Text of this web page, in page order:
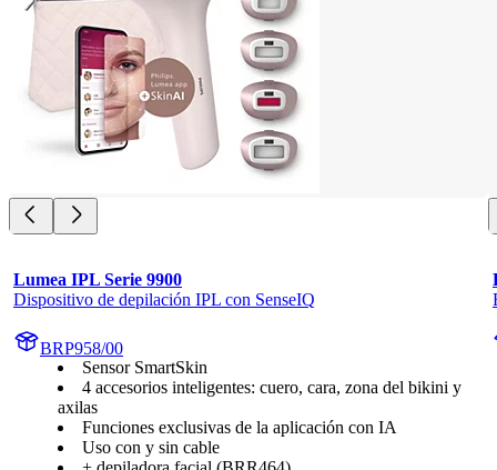
Lumea IPL Serie 9900
Dispositivo de depilación IPL con SenseIQ
BRP958/00
Sensor SmartSkin
4 accesorios inteligentes: cuero, cara, zona del bikini y
axilas
Funciones exclusivas de la aplicación con IA
Uso con y sin cable